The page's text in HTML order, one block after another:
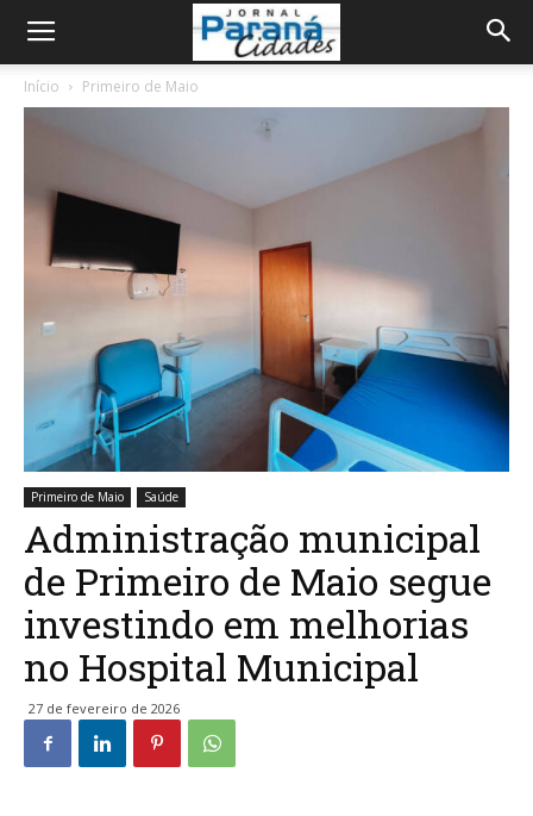
Início Primeiro de Maio
Primeiro de Maio Saúde
Administração municipal
de Primeiro de Maio segue
investindo em melhorias
no Hospital Municipal
27 de fevereiro de 2026